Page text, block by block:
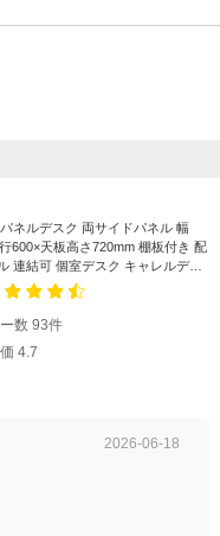
ネルデスク 両サイドパネル 幅
600×天板高さ720mm 棚板付き 配
連結可 個室デスク キャレルデス
数 93件
4.7
2026-06-18